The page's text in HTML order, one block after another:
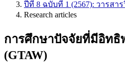
ปีที่ 8 ฉบับที่ 1 (2567): วารสา
Research articles
การศึกษาปัจจัยที่มีอิทธิ
(GTAW)